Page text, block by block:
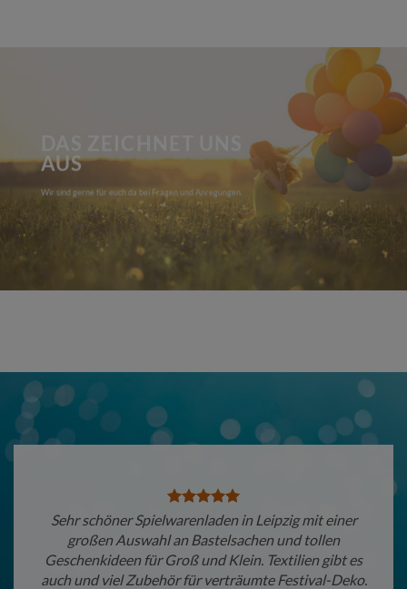
AUS
Wir sind gerne für euch da bei Fragen und Anregungen.
Sehr schöner Spielwarenladen in Leipzig mit einer
großen Auswahl an Bastelsachen und tollen
Geschenkideen für Groß und Klein. Textilien gibt es
auch und viel Zubehör für verträumte Festival-Deko.